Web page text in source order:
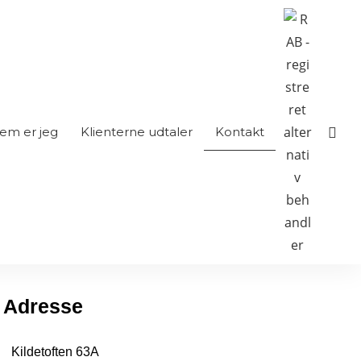
er jeg Klienterne udtaler Kontakt
Adresse
Kildetoften 63A